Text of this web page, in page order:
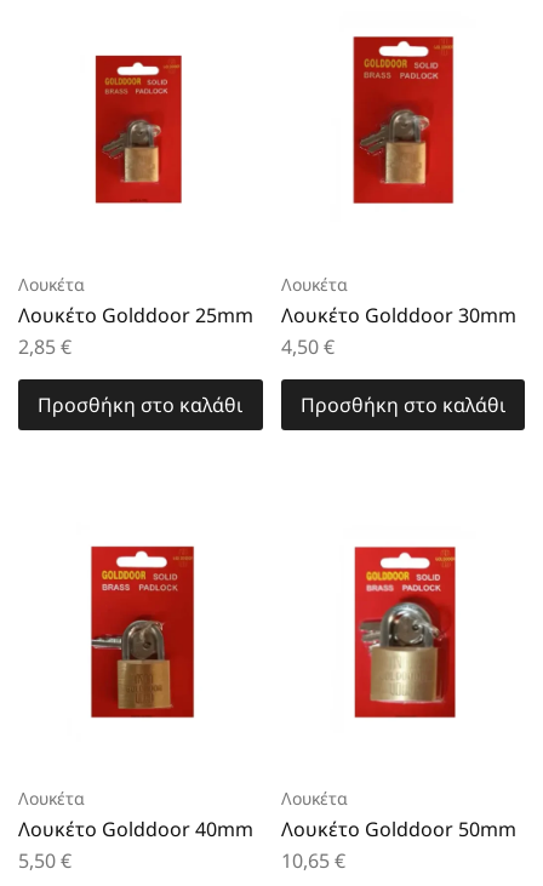
Λουκέτα
Λουκέτο Golddoor 25mm
2,85€
Προσθήκη στο καλάθι
Λουκέτα
Λουκέτο Golddoor 30mm
4,50€
Προσθήκη στο καλάθι
Λουκέτα
Λουκέτο Golddoor 40mm
5,50€
Λουκέτα
Λουκέτο Golddoor 50mm
10,65€